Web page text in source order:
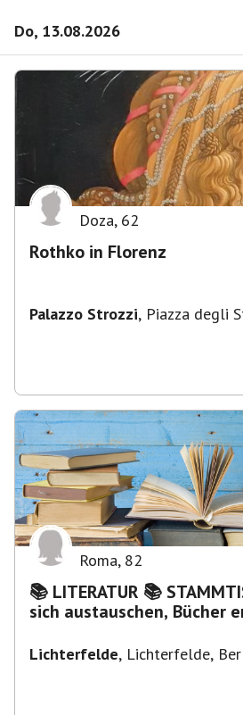
Do, 13.08.2026
Doza, 62
Rothko in Florenz
Palazzo Strozzi, Piazza degli
Roma, 82
📚 LITERATUR 📚 STAMMTISCH - BRUNCH -
sich austauschen, Bücher
Lichterfelde, Lichterfelde,